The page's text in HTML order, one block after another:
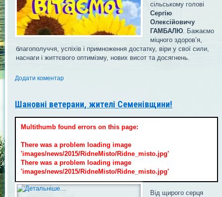
сільському голові
Сергію
Олексійовичу
ГАМБАЛЮ. Бажаємо
міцного здоров’я,
благополуччя, успіхів і примноження достатку, віри у свої сили,
наснаги і життєвого оптимізму, нових висот та досягнень.
Додати коментар
Шановні ветерани, жителі Семенівщини!
Multithumb found errors on this page:
There was a problem loading image
'images/news/2015/RidneMisto/Ridne_misto.jpg'
There was a problem loading image
'images/news/2015/RidneMisto/Ridne_misto.jpg'
Від щирого серця